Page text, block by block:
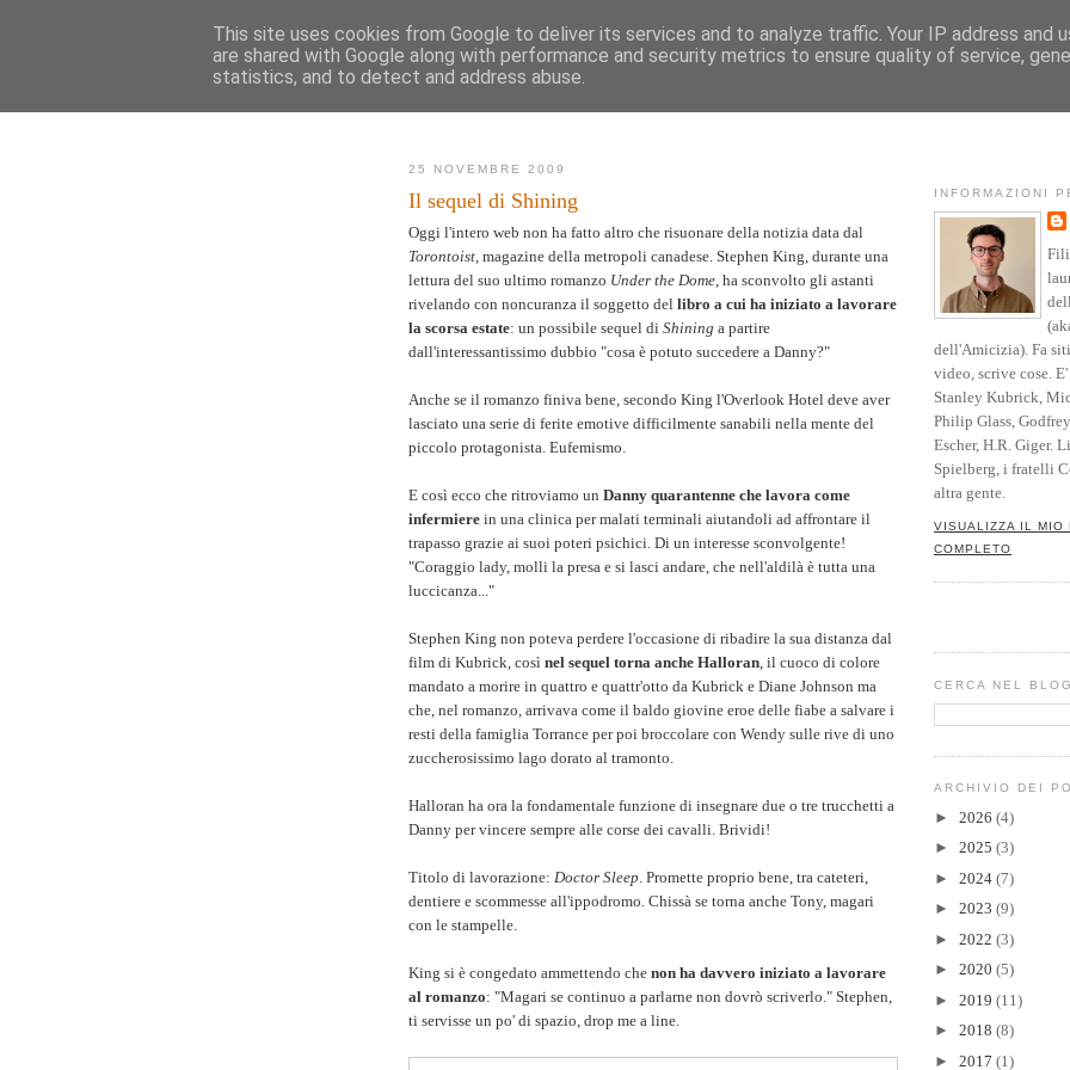
AK
Novità Mappa del sito
Vita Opere Parole Testimonianze
25 NOVEMBRE 2009
Il sequel di Shining
Oggi l'intero web non ha fatto altro che risuonare della notizia data dal
Torontoist , magazine della metropoli canadese. Stephen King, durante una
lettura del suo ultimo romanzo Under the Dome , ha sconvolto gli astanti
rivelando con noncuranza il soggetto del libro a cui ha iniziato a lavorare
la scorsa estate: un possibile sequel di Shining a partire
dall'interessantissimo dubbio "cosa è potuto succedere a Danny?"
Anche se il romanzo finiva bene, secondo King l'Overlook Hotel deve aver
lasciato una serie di ferite emotive difficilmente sanabili nella mente del
piccolo protagonista. Eufemismo.
E così ecco che ritroviamo un Danny quarantenne che lavora come
infermiere in una clinica per malati terminali aiutandoli ad affrontare il
trapasso grazie ai suoi poteri psichici. Di un interesse sconvolgente!
"Coraggio lady, molli la presa e si lasci andare, che nell'aldilà è tutta una
luccicanza..."
Stephen King non poteva perdere l'occasione di ribadire la sua distanza dal
film di Kubrick, così nel sequel torna anche Halloran , il cuoco di colore
mandato a morire in quattro e quattr'otto da Kubrick e Diane Johnson ma
che, nel romanzo, arrivava come il baldo giovine eroe delle fiabe a salvare i
resti della famiglia Torrance per poi broccolare con Wendy sulle rive di uno
zuccherosissimo lago dorato al tramonto.
Halloran ha ora la fondamentale funzione di insegnare due o tre trucchetti a
Danny per vincere sempre alle corse dei cavalli. Brividi!
Titolo di lavorazione: Doctor Sleep . Promette proprio bene, tra cateteri,
dentiere e scommesse all'ippodromo. Chissà se torna anche Tony, magari
con le stampelle.
King si è congedato ammettendo che non ha davvero iniziato a lavorare
al romanzo: "Magari se continuo a parlarne non dovrò scriverlo." Stephen,
ti servisse un po' di spazio, drop me a line.
INFORMAZIONI
dell'Amicizia). Fa
video, scrive cose.
Stanley Kubrick,
Philip Glass,
Escher, H.R. Giger.
Spielberg, i fratelli
altra gente.
VISUALIZZA IL MIO
COMPLETO
CERCA NEL BLOG
ARCHIVIO DEI
► 2026 (4)
► 2025 (3)
► 2024 (7)
► 2023 (9)
► 2022 (3)
► 2020 (5)
► 2019 (11)
► 2018 (8)
► 2017 (1)
This site uses cookies from Google to deliver its services and to analyze traffic. Your IP address and
are shared with Google along with performance and security metrics to ensure quality of service,
statistics, and to detect and address abuse.